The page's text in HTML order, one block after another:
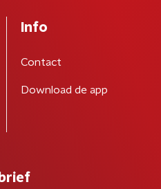
Info
Contact
Download de app